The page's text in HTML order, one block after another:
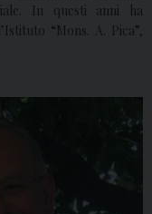
In questi anni ha
“Mons. A. Pica”,